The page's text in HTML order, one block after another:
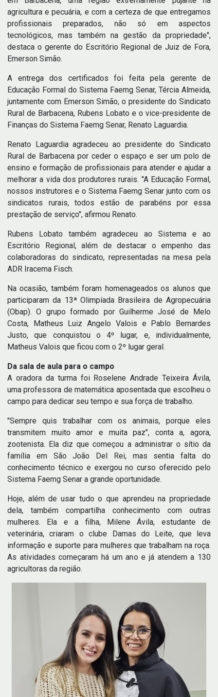
agricultura e pecuária, e com a certeza de que entregamos
profissionais preparados, não só em aspectos
tecnológicos, mas também na gestão da propriedade",
destaca o gerente do Escritório Regional de Juiz de Fora,
Emerson Simão.
A entrega dos certificados foi feita pela gerente de
Educação Formal do Sistema Faemg Senar, Tércia Almeida,
juntamente com Emerson Simão, o presidente do Sindicato
Rural de Barbacena, Rubens Lobato e o vice-presidente de
Finanças do Sistema Faemg Senar, Renato Laguardia.
Renato Laguardia agradeceu ao presidente do Sindicato
Rural de Barbacena por ceder o espaço e ser um polo de
ensino e formação de profissionais para atender e ajudar a
melhorar a vida dos produtores rurais. "A Educação Formal,
nossos instrutores e o Sistema Faemg Senar junto com os
sindicatos rurais, todos estão de parabéns por essa
prestação de serviço", afirmou Renato.
Rubens Lobato também agradeceu ao Sistema e ao
Escritório Regional, além de destacar o empenho das
colaboradoras do sindicato, representadas na mesa pela
ADR Iracema Fisch.
Na ocasião, também foram homenageados os alunos que
participaram da 13ª Olimpíada Brasileira de Agropecuária
(Obap). O grupo formado por Guilherme José de Melo
Costa, Matheus Luiz Angelo Valois e Pablo Bernardes
Justo, que conquistou o 4º lugar, e, individualmente,
Matheus Valois que ficou com o 2º lugar geral.
Da sala de aula para o campo
A oradora da turma foi Roselene Andrade Teixeira Ávila,
uma professora de matemática aposentada que escolheu o
campo para dedicar seu tempo e sua força de trabalho.
"Sempre quis trabalhar com os animais, porque eles
transmitem muito amor e muita paz", conta a, agora,
zootenista. Ela diz que começou a administrar o sítio da
família em São João Del Rei, mas sentia falta do
conhecimento técnico e exergou no curso oferecido pelo
Sistema Faemg Senar a grande oportunidade.
Hoje, além de usar tudo o que aprendeu na propriedade
dela, também compartilha conhecimento com outras
mulheres. Ela e a filha, Milene Ávila, estudante de
veterinária, criaram o clube Damas do Leite, que leva
informação e suporte para mulheres que trabalham na roça.
As atividades começaram há um ano e já atendem a 130
agricultoras da região.